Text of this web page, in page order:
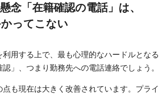
念「在籍確認の電話」は、
ってこない
利用する上で、最も心理的なハードルとなる
」、つまり勤務先への電話連絡でしょう。
点も現在は大きく改善されています。プライ